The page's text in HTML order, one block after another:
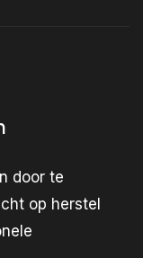
door te
op herstel